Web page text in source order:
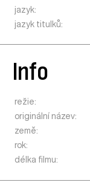
jazyk:
jazyk titulků:
Info
režie:
originální název:
země:
rok:
délka filmu: